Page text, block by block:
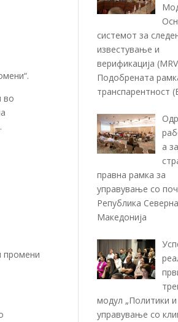
во
промени
системот за
известување и
верификација
Подобрената
транспарентност
а за
правна рамка за
управување со
Република Северна
Македонија
модул „Политики и
управување со